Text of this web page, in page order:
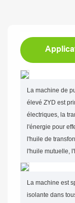
La machine de
élevé ZYD est
électriques, la
l'énergie pour
l'huile de
l'huile mutuelle,
La machine est
isolante dans